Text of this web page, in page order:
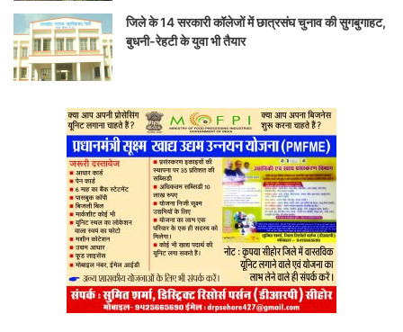
जिले के 14 सरकारी कॉलेजों में छात्रसंघ चुनाव की सुगबुगाहट,
बुधनी-रेहटी के युवा भी तैयार